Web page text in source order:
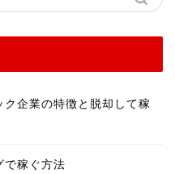
企業の特徴と脱却して稼
で稼ぐ方法